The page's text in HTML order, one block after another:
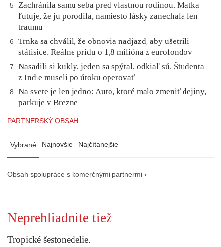
5
Zachránila samu seba pred vlastnou rodinou. Matka
ľutuje, že ju porodila, namiesto lásky zanechala len
traumu
6
Trnka sa chválil, že obnovia nadjazd, aby ušetrili
státisíce. Reálne prídu o 1,8 milióna z eurofondov
7
Nasadili si kukly, jeden sa spýtal, odkiaľ sú. Študenta
z Indie museli po útoku operovať
8
Na svete je len jedno: Auto, ktoré malo zmeniť dejiny,
parkuje v Brezne
PARTNERSKÝ OBSAH
Vybrané Najnovšie Najčítanejšie
Obsah spolupráce s komerčnými partnermi ›
Neprehliadnite tiež
Tropické šestonedelie.